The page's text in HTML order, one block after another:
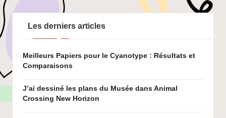
Les derniers articles
Meilleurs Papiers pour le Cyanotype : Résultats et
Comparaisons
J’ai dessiné les plans du Musée dans Animal
Crossing New Horizon